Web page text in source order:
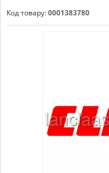
Код товару:0001383780